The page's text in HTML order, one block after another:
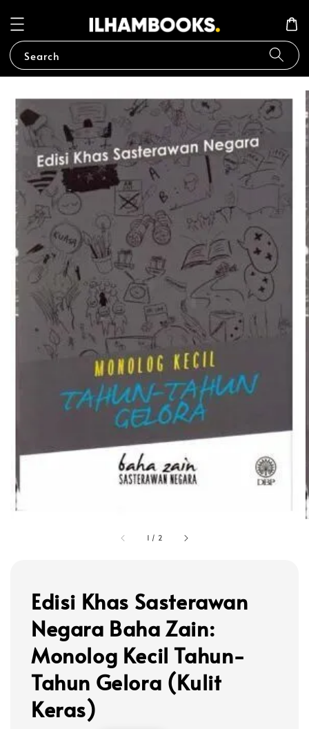
Search
1 / 2
Edisi Khas Sasterawan
Negara Baha Zain:
Monolog Kecil Tahun-
Tahun Gelora (Kulit
Keras)